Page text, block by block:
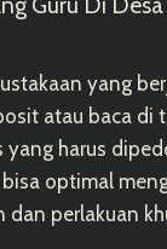
Guru Di
yang
atau baca di
harus
optimal
dan perlakuan